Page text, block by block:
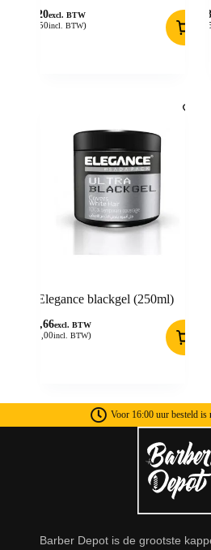
6,20excl. BTW
7,50incl. BTW)
Elegance blackgel (250ml)
20,66excl. BTW
25,00incl. BTW)
Voor 16:00 uur besteld is
Barber Depot is de grootste